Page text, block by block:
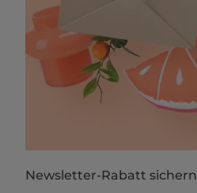
Newsletter-Rabatt sichern